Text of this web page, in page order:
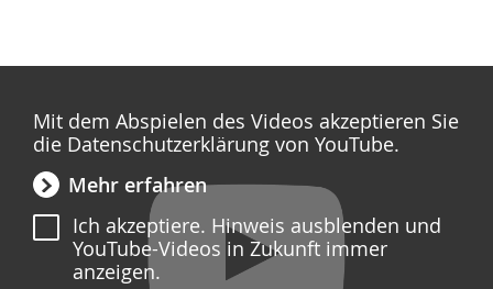
Mit dem Abspielen des Videos akzeptieren Sie
die Datenschutzerklärung von YouTube.
Mehr erfahren
Ich akzeptiere. Hinweis ausblenden und
YouTube-Videos in Zukunft immer
anzeigen.